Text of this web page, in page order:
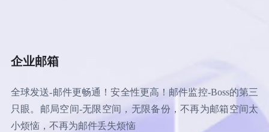
企业邮箱
全球发送-邮件更畅通！安全性更高！邮件监控-Boss的第三
只眼。邮局空间-无限空间，无限备份，不再为邮箱空间太
小烦恼，不再为邮件丢失烦恼